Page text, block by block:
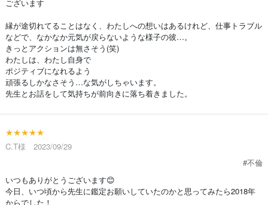
ございます
縁が途切れてることはなく、わたしへの想いはあるけれど、仕事トラブル
などで、なかなか元気が戻らないような様子の彼…。
きっとアクションは無さそう(笑)
わたしは、わたし自身で
ポジティブになれるよう
頑張るしかなさそう…な気がしちゃいます。
先生とお話をして気持ちが前向きに落ち着きました。
★★★★★
C.T様 2023/09/29
#不倫
いつもありがとうございます😊
今日、いつ頃から先生に鑑定お願いしていたのかと思ってみたら2018年
からでした！